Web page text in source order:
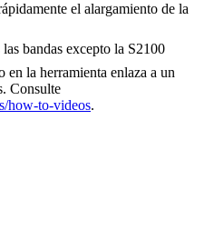
el alargamiento de la
bandas excepto la S2100
la herramienta enlaza a un
Consulte
how-to-videos.